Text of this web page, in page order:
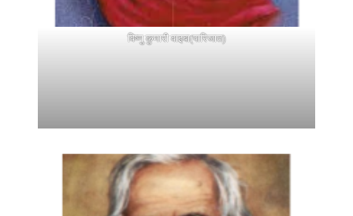
विष्णु कुमारी वाइबा(पारिजात)